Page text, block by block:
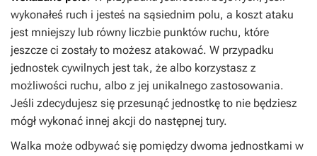
wykonałeś ruch i jesteś na sąsiednim polu, a koszt ataku
jest mniejszy lub równy liczbie punktów ruchu, które
jeszcze ci zostały to możesz atakować. W przypadku
jednostek cywilnych jest tak, że albo korzystasz z
możliwości ruchu, albo z jej unikalnego zastosowania.
Jeśli zdecydujesz się przesunąć jednostkę to nie będziesz
mógł wykonać innej akcji do następnej tury.
Walka może odbywać się pomiędzy dwoma jednostkami w